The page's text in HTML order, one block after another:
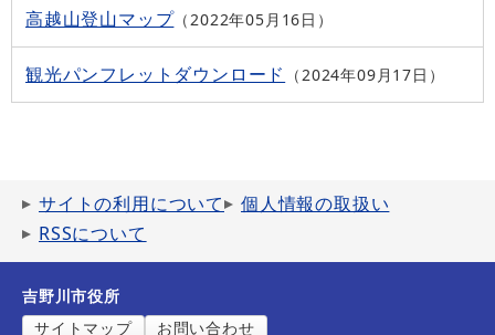
高越山登山マップ 2022年05月16日
観光パンフレットダウンロード 2024年09月17日
サイトの利用について
個人情報の取扱い
RSSについて
吉野川市役所
サイトマップ
お問い合わせ